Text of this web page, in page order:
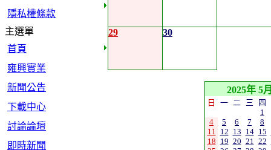
隱私權條款
主選單
首頁
雍興實業
新聞公告
下載中心
討論論壇
即時新聞
29 30
2025年 5
日 一 二 三
四
1
4
5 6 7
8
11 12 13 14 15
18 19 20 21 22